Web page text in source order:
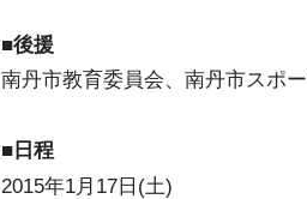
■後援
南丹市教育委員会、南丹市スポ
■日程
2015年1月17日(土)